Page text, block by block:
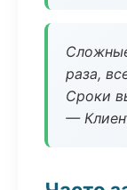
раза,
Сроки
—